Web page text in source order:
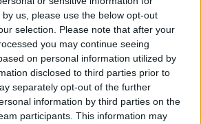
us, please use the below opt-out
selection. Please note that after your
you may continue seeing
on personal information utilized by
disclosed to third parties prior to
separately opt-out of the further
information by third parties on the
participants. This information may